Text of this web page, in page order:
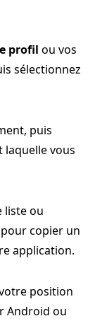
profil ou vos
sélectionnez
puis
laquelle vous
liste ou
copier un
application.
position
Android ou